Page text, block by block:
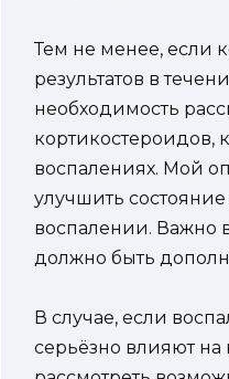
Тем не менее, если
результатов в
необходимость
кортикостероидов,
воспалениях. Мой
улучшить
воспалении. Важно
должно быть
В случае, если
серьёзно влияют на